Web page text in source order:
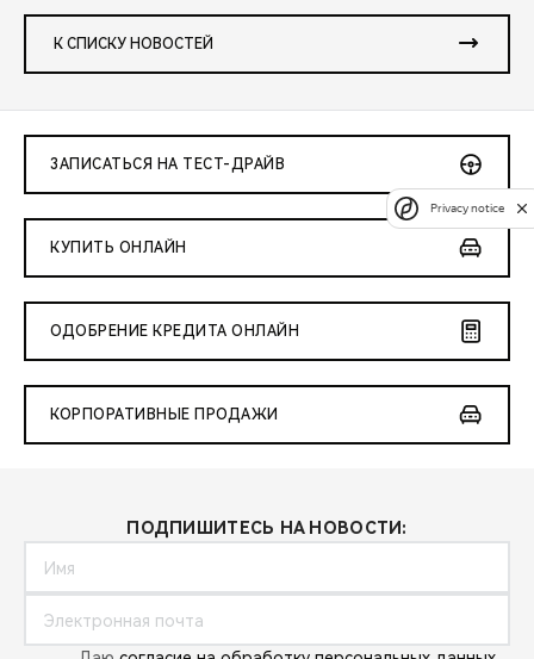
К СПИСКУ НОВОСТЕЙ
ЗАПИСАТЬСЯ НА ТЕСТ-ДРАЙВ
КУПИТЬ ОНЛАЙН
ОДОБРЕНИЕ КРЕДИТА ОНЛАЙН
КОРПОРАТИВНЫЕ ПРОДАЖИ
ПОДПИШИТЕСЬ НА НОВОСТИ:
Privacy notice